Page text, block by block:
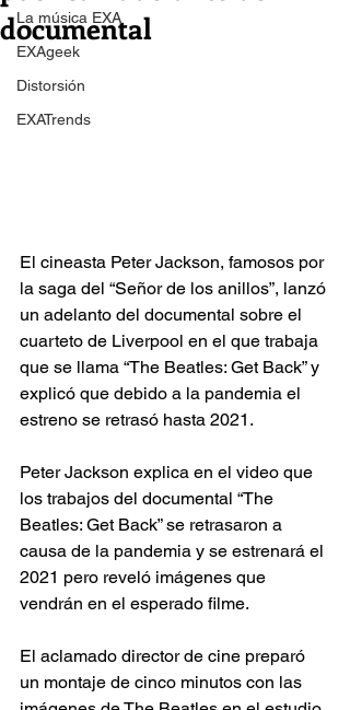
La música EXA
EXAgeek
Distorsión
EXATrends
documental
El cineasta Peter Jackson, famosos por
la saga del “Señor de los anillos”, lanzó
un adelanto del documental sobre el
cuarteto de Liverpool en el que trabaja
que se llama “The Beatles: Get Back” y
explicó que debido a la pandemia el
estreno se retrasó hasta 2021.
Peter Jackson explica en el video que
los trabajos del documental “The
Beatles: Get Back” se retrasaron a
causa de la pandemia y se estrenará el
2021 pero reveló imágenes que
vendrán en el esperado filme.
El aclamado director de cine preparó
un montaje de cinco minutos con las